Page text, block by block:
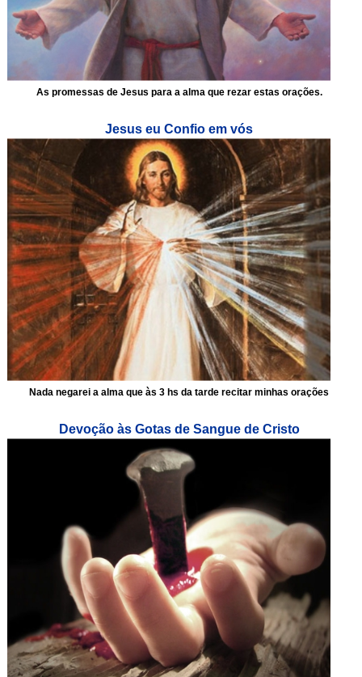
As promessas de Jesus para a alma que rezar estas orações.
Jesus eu Confio em vós
Nada negarei a alma que às 3 hs da tarde recitar minhas orações
Devoção às Gotas de Sangue de Cristo